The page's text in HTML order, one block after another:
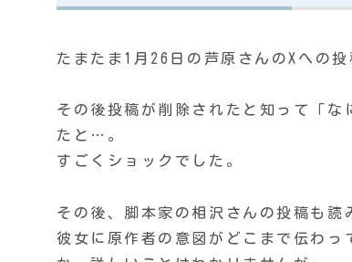
たまたま1月26日の芦原さんのXへの
その後投稿が削除されたと知って「
たと…。
すごくショックでした。
その後、脚本家の相沢さんの投稿も読
彼女に原作者の意図がどこまで伝わ